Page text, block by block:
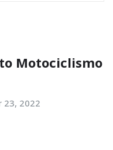
Motociclismo
23, 2022